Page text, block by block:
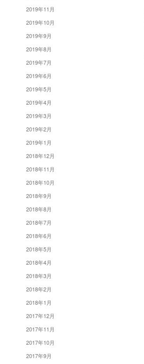
2019年11月
2019年10月
2019年9月
2019年8月
2019年7月
2019年6月
2019年5月
2019年4月
2019年3月
2019年2月
2019年1月
2018年12月
2018年11月
2018年10月
2018年9月
2018年8月
2018年7月
2018年6月
2018年5月
2018年4月
2018年3月
2018年2月
2018年1月
2017年12月
2017年11月
2017年10月
2017年9月